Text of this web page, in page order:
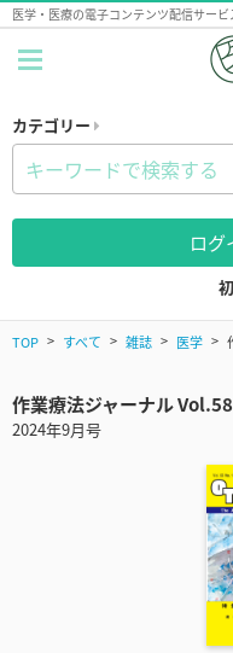
医学・医療の電子コンテンツ配信サービ
カテゴリー
ログ
TOP すべて 雑誌 医学
作業療法ジャーナル
2024年9月号